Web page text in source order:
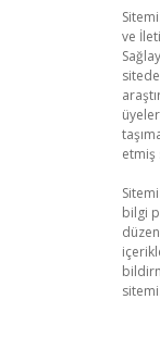
ve
etmiş
bilgi